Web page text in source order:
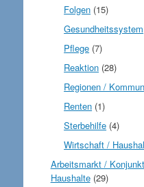
Folgen (15)
Gesundheitssystem
Pflege (7)
Reaktion (28)
Regionen /
Renten (1)
Sterbehilfe (4)
Wirtschaft /
Arbeitsmarkt /
Haushalte(29)